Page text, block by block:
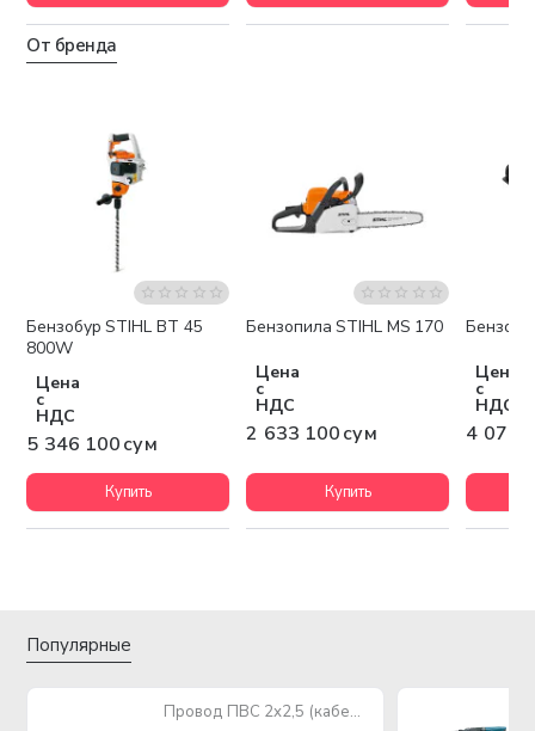
От бренда
Бесплатная доставка
Бензобур STIHL BT 45
800W
Цена
с
НДС
5 346 100 сум
Купить
Бесплатная доставка
Бензопила STIHL MS 170
Цена
с
НДС
2 633 100 сум
Купить
Цена
с
НДС
4 071
Популярные
Провод ПВС 2х2,5 (кабель медный многожильный)